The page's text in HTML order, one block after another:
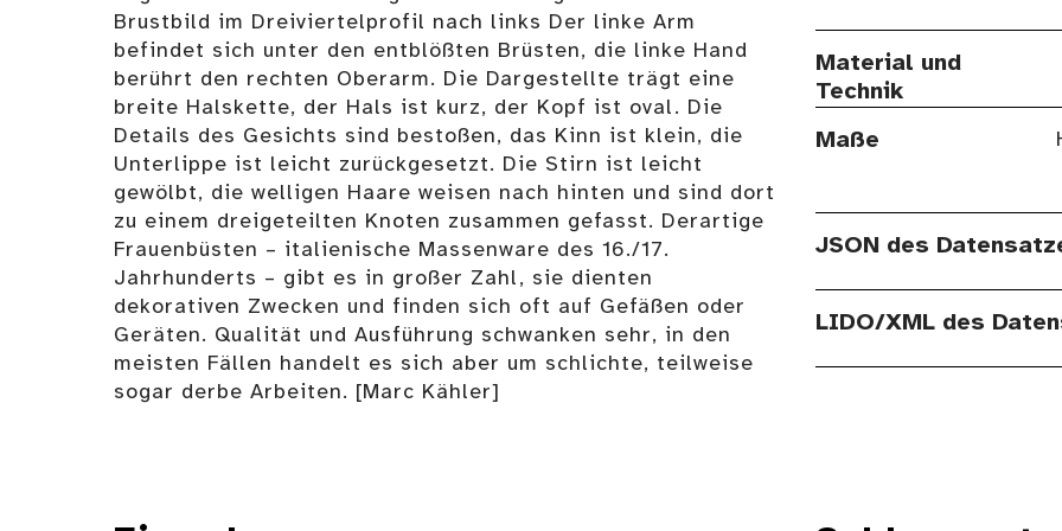
Brustbild im Dreiviertelprofil nach links Der linke Arm
befindet sich unter den entblößten Brüsten, die linke Hand
berührt den rechten Oberarm. Die Dargestellte trägt eine
breite Halskette, der Hals ist kurz, der Kopf ist oval. Die
Details des Gesichts sind bestoßen, das Kinn ist klein, die
Unterlippe ist leicht zurückgesetzt. Die Stirn ist leicht
gewölbt, die welligen Haare weisen nach hinten und sind dort
zu einem dreigeteilten Knoten zusammen gefasst. Derartige
Frauenbüsten – italienische Massenware des 16./17.
Jahrhunderts – gibt es in großer Zahl, sie dienten
dekorativen Zwecken und finden sich oft auf Gefäßen oder
Geräten. Qualität und Ausführung schwanken sehr, in den
meisten Fällen handelt es sich aber um schlichte, teilweise
sogar derbe Arbeiten. [Marc Kähler]
Material und
Technik
Maße
JSON des
LIDO/XML des